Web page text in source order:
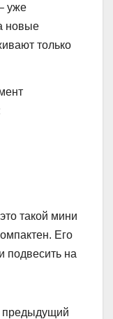
уже
новые
только
такой мини
Его
подвесить на
предыдущий